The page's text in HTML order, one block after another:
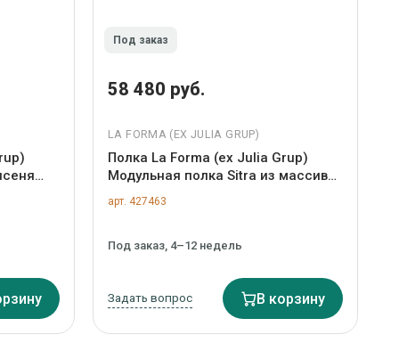
Под заказ
58 480 руб.
LA FORMA (ЕХ JULIA GRUP)
Полка La Forma (ех Julia Grup)
Модульная полка Sitra из массива
дуба арт. 210075
арт. 427463
Под заказ, 4–12 недель
Задать вопрос В корзину